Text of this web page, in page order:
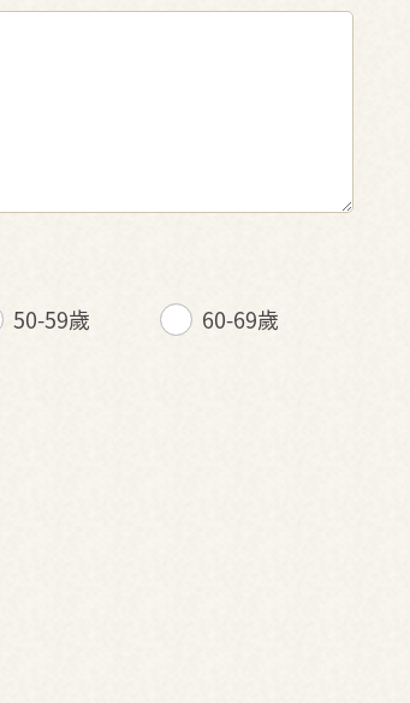
50-59歲
60-69歲